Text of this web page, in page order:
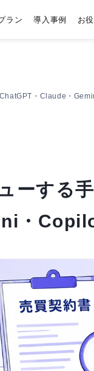
ラン 導入事例 お
・Claude・
ーする
・